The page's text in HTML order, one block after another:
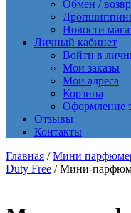
Обмен /
Новости
Личный кабинет
Войти в
Мои заказы
Мои адреса
Корзина
Оформление
Отзывы
Контакты
Главная /Мини
Duty Free / Мини-парфюм